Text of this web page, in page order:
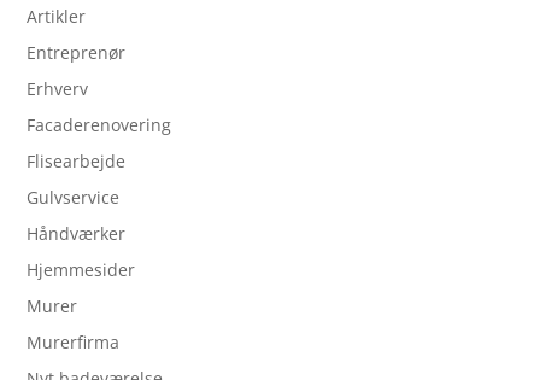
Artikler
Entreprenør
Erhverv
Facaderenovering
Flisearbejde
Gulvservice
Håndværker
Hjemmesider
Murer
Murerfirma